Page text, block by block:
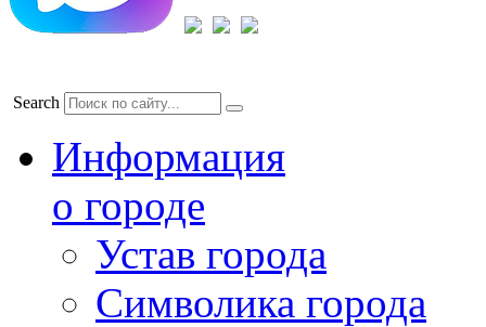
Search
Информация
о городе
Устав города
Символика города